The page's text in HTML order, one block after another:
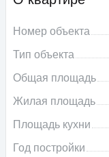
Номер объекта
Тип объекта
Общая площадь
Жилая площадь
Площадь кухни
Год постройки